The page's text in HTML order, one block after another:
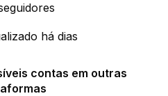
há dias
contas em outras